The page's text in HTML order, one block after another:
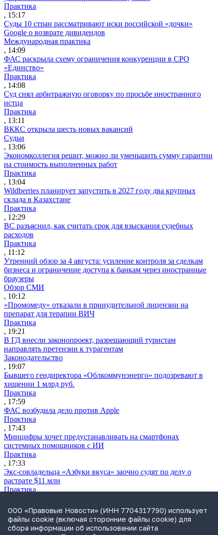
Практика
, 15:17
Суды 10 стран рассматривают иски российской «дочки»
Google о возврате дивидендов
Международная практика
, 14:09
ФАС раскрыла схему ограничения конкуренции в СРО
«Единство»
Практика
, 14:08
Суд снял арбитражную оговорку по просьбе иностранного
истца
Практика
, 13:11
ВККС открыла шесть новых вакансий
Судьи
, 13:06
Экономколлегия решит, можно ли уменьшить сумму гарантии
на стоимость выполненных работ
Практика
, 13:04
Wildberries планирует запустить в 2027 году два крупных
склада в Казахстане
Практика
, 12:29
ВС разъяснил, как считать срок для взыскания судебных
расходов
Практика
, 11:12
Утренний обзор за 4 августа: усиление контроля за сделкам
бизнеса и ограничение доступа к банкам через иностранные
браузеры
Обзор СМИ
, 10:12
«Промомеду» отказали в принудительной лицензии на
препарат для терапии ВИЧ
Практика
, 19:21
В ГД внесли законопроект, разрешающий туристам
направлять претензии к турагентам
Законодательство
, 19:07
Бывшего гендиректора «Облкоммунэнерго» подозревают в
хищении 1 млрд руб.
Практика
, 17:59
ФАС возбудила дело против Apple
Практика
, 17:43
Минцифры хочет предустанавливать на смартфонах
системных помощников с ИИ
Практика
, 17:33
Экс-совладельца «Азбуки вкуса» заочно судят по делу о
растрате $11 млн
Практика
Суд не признал решение SCC по взысканию с российской
компании
Международная практика
, 17:01
ООО «Правовые Новости» (ИНН 7704317790) использует
файлы cookie (включая сторонние файлы cookie) для
сбора информации об использовании сайта